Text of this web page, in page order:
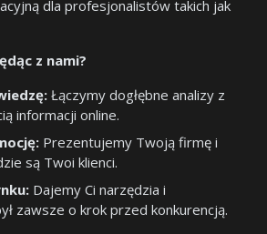
dla profesjonalistów takich jak
z nami?
Łączymy dogłębne analizy z
informacji online.
Prezentujemy Twoją firmę i
są Twoi klienci.
Dajemy Ci narzędzia i
zawsze o krok przed konkurencją.